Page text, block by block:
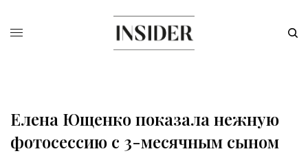
Елена Ющенко показала нежную
фотосессию с 3-месячным сыном